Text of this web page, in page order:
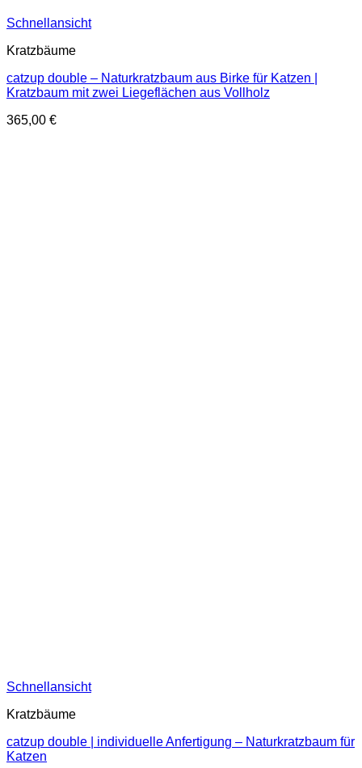
Schnellansicht
Kratzbäume
catzup double – Naturkratzbaum aus Birke für Katzen |
Kratzbaum mit zwei Liegeflächen aus Vollholz
365,00 €
Schnellansicht
Kratzbäume
catzup double | individuelle Anfertigung – Naturkratzbaum für
Katzen